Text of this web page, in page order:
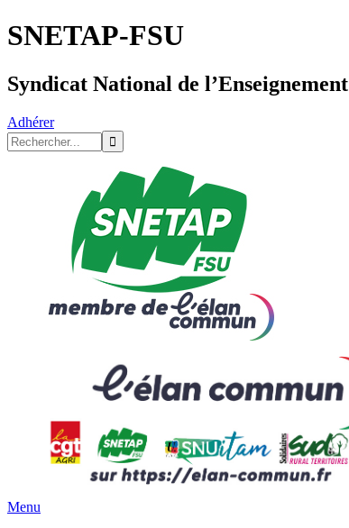
SNETAP-FSU
Syndicat National de
Adhérer
Menu